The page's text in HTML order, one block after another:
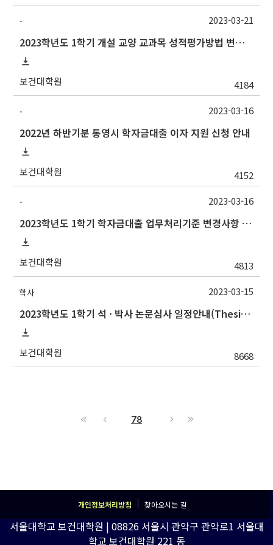
-
2023학년도 1학기 개설 교양 교과목 성적평가방법 변경 안내
보건대학원 4184
2023-03-21
-
2022년 하반기분 통영시 학자금대출 이자 지원 신청 안내
보건대학원 4152
2023-03-16
-
2023학년도 1학기 학자금대출 업무처리기준 변경사항 안내
보건대학원 4813
2023-03-16
학사
2023학년도 1학기 석 · 박사 논문심사 일정안내(Thesis Defense Schedules)
보건대학원 8668
2023-03-15
78
개인정보처리방침 찾아오시는 길
서울대학교 보건대학원 | 08826 서울시 관악구 관악로1 서울대
학교 보건대학원 221 동